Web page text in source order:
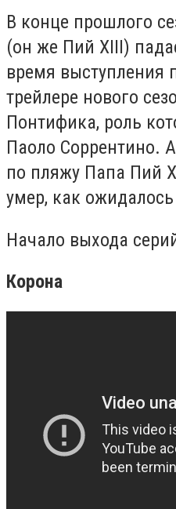
В конце прошлого
(он же Пий XIII)
время выступления
трейлере нового
Понтифика, роль
Паоло Соррентино.
по пляжу Папа Пий
умер, как
Начало выхода
Корона